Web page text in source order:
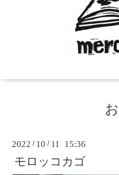
2022 / 10 / 11 15:36
モロッコカゴ